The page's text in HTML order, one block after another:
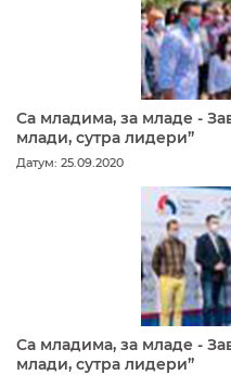
Са младима, за младе -
млади, сутра лидери”
Датум: 25.09.2020
Са младима, за младе -
млади, сутра лидери”